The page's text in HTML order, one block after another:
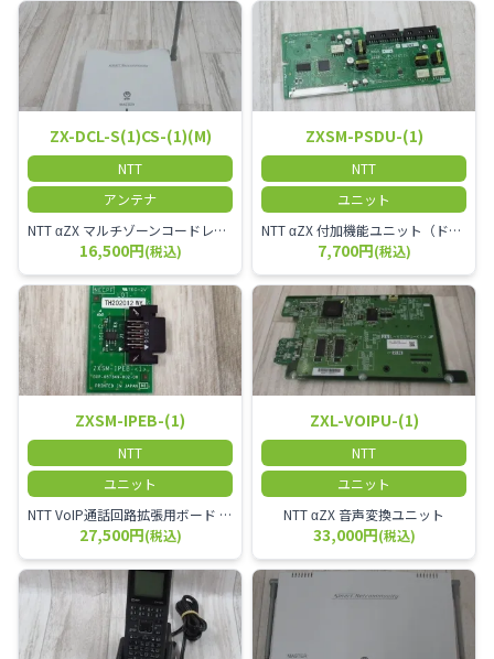
ZX-DCL-S(1)CS-(1)(M)
NTT
アンテナ
NTT αZX マルチゾーンコードレススターアンテナ(マスター)
16,500円(税込)
ZXSM-PSDU-(1)
NTT
ユニット
NTT αZX 付加機能ユニット（ドアホンなど）
7,700円(税込)
ZXSM-IPEB-(1)
NTT
ユニット
NTT VoIP通話回路拡張用ボード ZXSM－IP内線ボード－「1」
27,500円(税込)
ZXL-VOIPU-(1)
NTT
ユニット
NTT αZX 音声変換ユニット
33,000円(税込)